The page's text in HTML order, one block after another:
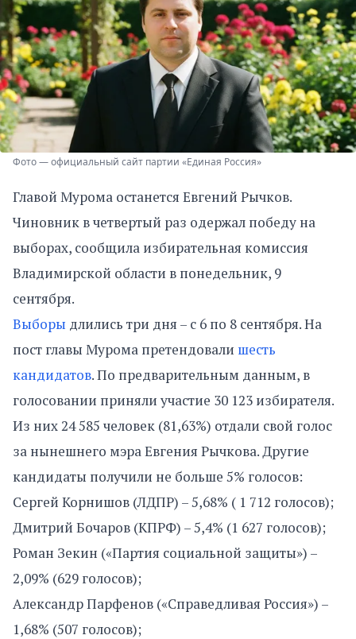
Фото — официальный сайт партии «Единая Россия»
Главой Мурома останется Евгений Рычков.
Чиновник в четвертый раз одержал победу на
выборах, сообщила избирательная комиссия
Владимирской области в понедельник, 9
сентября.
Выборы длились три дня – с 6 по 8 сентября. На
пост главы Мурома претендовали шесть
кандидатов. По предварительным данным, в
голосовании приняли участие 30 123 избирателя.
Из них 24 585 человек (81,63%) отдали свой голос
за нынешнего мэра Евгения Рычкова. Другие
кандидаты получили не больше 5% голосов:
Сергей Корнишов (ЛДПР) – 5,68% ( 1 712 голосов);
Дмитрий Бочаров (КПРФ) – 5,4% (1 627 голосов);
Роман Зекин («Партия социальной защиты») –
2,09% (629 голосов);
Александр Парфенов («Справедливая Россия») –
1,68% (507 голосов);